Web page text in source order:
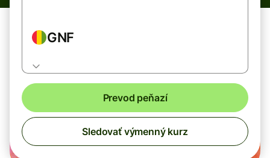
GNF
Prevod peňazí
Sledovať výmenný kurz